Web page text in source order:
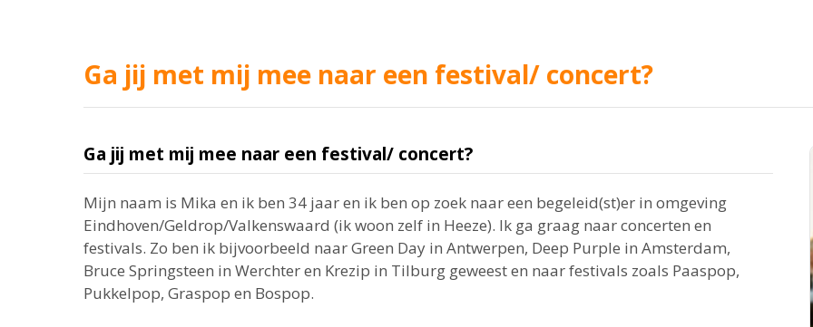
Ga jij met mij mee naar een festival/ concert?
Ga jij met mij mee naar een festival/ concert?
Mijn naam is Mika en ik ben 34 jaar en ik ben op zoek naar een begeleid(st)er in omgeving
Eindhoven/Geldrop/Valkenswaard (ik woon zelf in Heeze). Ik ga graag naar concerten en
festivals. Zo ben ik bijvoorbeeld naar Green Day in Antwerpen, Deep Purple in Amsterdam,
Bruce Springsteen in Werchter en Krezip in Tilburg geweest en naar festivals zoals Paaspop,
Pukkelpop, Graspop en Bospop.